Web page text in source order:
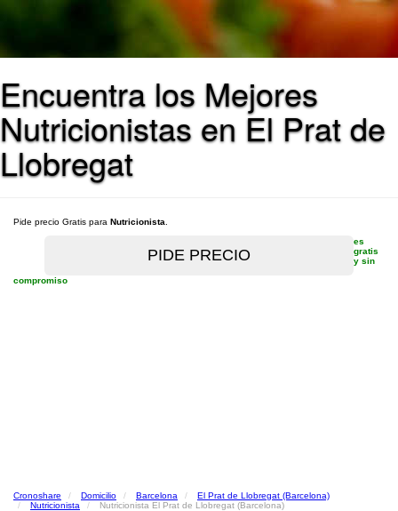
Encuentra los Mejores
Nutricionistas en El Prat de
Llobregat
Pide precio Gratis para Nutricionista
es
gratis
y sin
compromiso
Cronoshare Domicilio Barcelona
El Prat de Llobregat (Barcelona)
Nutricionista
Nutricionista El Prat de Llobregat (Barcelona)